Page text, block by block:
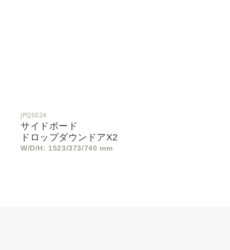
JPQS024
サイドボード
ドロップダウンドアx2
W/D/H: 1523/373/740 mm